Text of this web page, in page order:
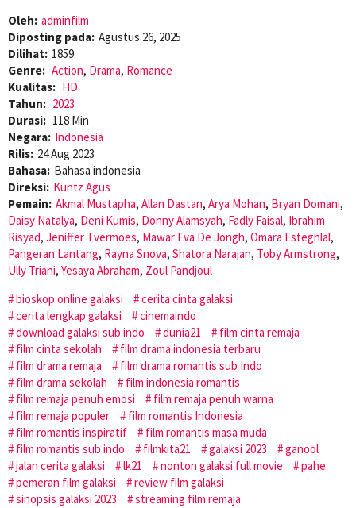
Oleh: adminfilm
Diposting pada: Agustus 26, 2025
Dilihat: 1859
Genre: Action, Drama, Romance
Kualitas: HD
Tahun: 2023
Durasi: 118 Min
Negara: Indonesia
Rilis: 24 Aug 2023
Bahasa: Bahasa indonesia
Direksi: Kuntz Agus
Pemain: Akmal Mustapha, Allan Dastan, Arya Mohan, Bryan Domani,
Daisy Natalya, Deni Kumis, Donny Alamsyah, Fadly Faisal, Ibrahim
Risyad, Jeniffer Tvermoes, Mawar Eva De Jongh, Omara Esteghlal,
Pangeran Lantang, Rayna Snova, Shatora Narajan, Toby Armstrong,
Ully Triani, Yesaya Abraham, Zoul Pandjoul
bioskop online galaksi
cerita cinta galaksi
cerita lengkap galaksi
cinemaindo
download galaksi sub indo
dunia21
film cinta remaja
film cinta sekolah
film drama indonesia terbaru
film drama remaja
film drama romantis sub Indo
film drama sekolah
film indonesia romantis
film remaja penuh emosi
film remaja penuh warna
film remaja populer
film romantis Indonesia
film romantis inspiratif
film romantis masa muda
film romantis sub indo
filmkita21 galaksi 2023
ganool
jalan cerita galaksi
lk21 nonton galaksi full movie
pahe
pemeran film galaksi
review film galaksi
sinopsis galaksi 2023
streaming film remaja